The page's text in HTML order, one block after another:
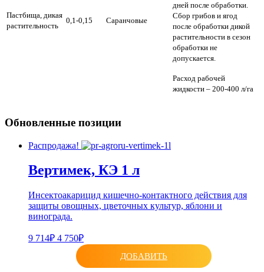
Пастбища, дикая
растительность
0,1-0,15 Саранчовые
дней после обработки.
Сбор грибов и ягод
после обработки дикой
растительности в сезон
обработки не
допускается.
Расход рабочей
жидкости – 200-400 л/га
Обновленные позиции
Распродажа!
Вертимек, КЭ 1 л
Инсектоакарицид кишечно-контактного действия для
защиты овощных, цветочных культур, яблони и
винограда.
9 714₽ 4 750₽
ДОБАВИТЬ